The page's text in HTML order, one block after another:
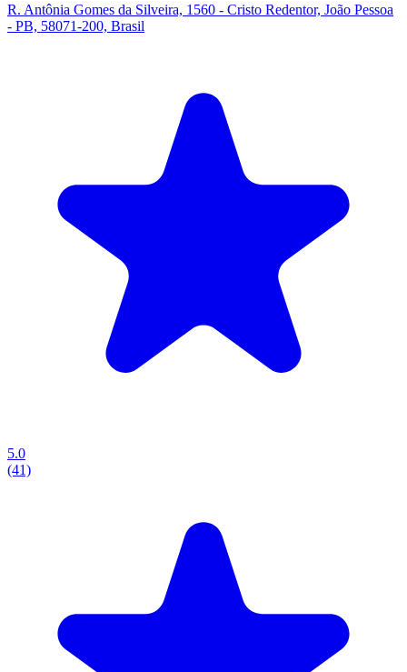
R. Antônia Gomes da Silveira, 1560 - Cristo Redentor, João Pessoa
- PB, 58071-200, Brasil
5.0
(41)